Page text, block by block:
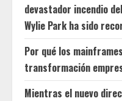
devastador incendio
Wylie Park ha sido
Por qué los
transformación
Mientras el nuevo